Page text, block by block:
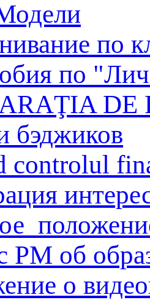
по
по
DE
бэджиков
controlul
РМ об
о